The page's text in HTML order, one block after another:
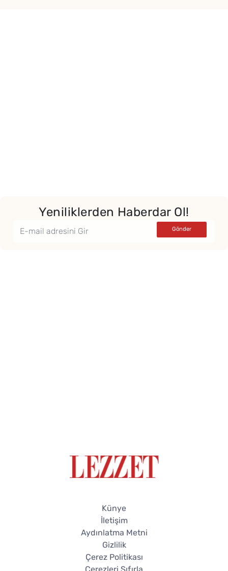
Yeniliklerden Haberdar Ol!
Künye
İletişim
Aydınlatma Metni
Gizlilik
Çerez Politikası